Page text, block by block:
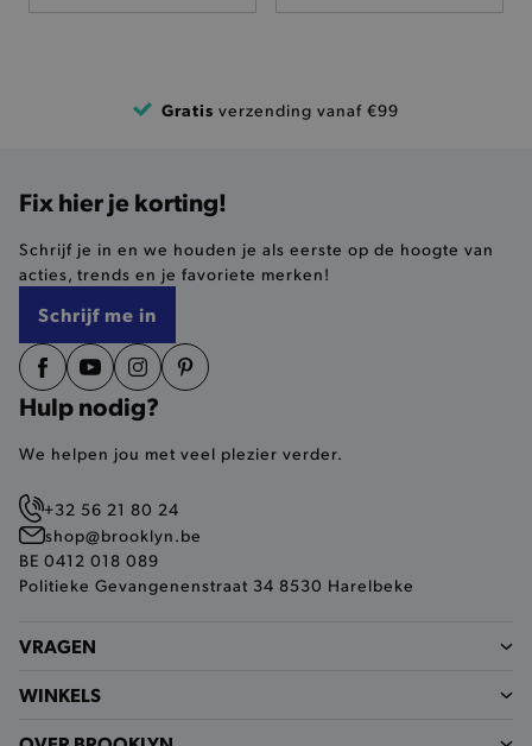
Gratis verzending vanaf €99
Fix hier je korting!
Schrijf je in en we houden je als eerste op de hoogte van
acties, trends en je favoriete merken!
Schrijf me in
Hulp nodig?
We helpen jou met veel plezier verder.
+32 56 21 80 24
shop@brooklyn.be
BE 0412 018 089
Politieke Gevangenenstraat 34 8530 Harelbeke
VRAGEN
WINKELS
Naam
Provider
selected-val .brooklyn.be
pickupStoreVal
pickupAddress
product-out-of-stock-modal .brooklyn.be